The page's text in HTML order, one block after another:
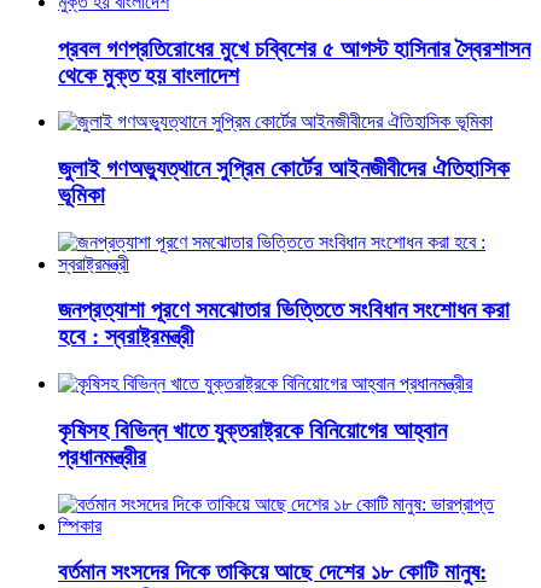
প্রবল গণপ্রতিরোধের মুখে চব্বিশের ৫ আগস্ট হাসিনার স্বৈরশাসন
থেকে মুক্ত হয় বাংলাদেশ
জুলাই গণঅভ্যুত্থানে সুপ্রিম কোর্টের আইনজীবীদের ঐতিহাসিক
ভূমিকা
জনপ্রত্যাশা পূরণে সমঝোতার ভিত্তিতে সংবিধান সংশোধন করা
হবে : স্বরাষ্ট্রমন্ত্রী
কৃষিসহ বিভিন্ন খাতে যুক্তরাষ্ট্রকে বিনিয়োগের আহ্বান
প্রধানমন্ত্রীর
বর্তমান সংসদের দিকে তাকিয়ে আছে দেশের ১৮ কোটি মানুষ: